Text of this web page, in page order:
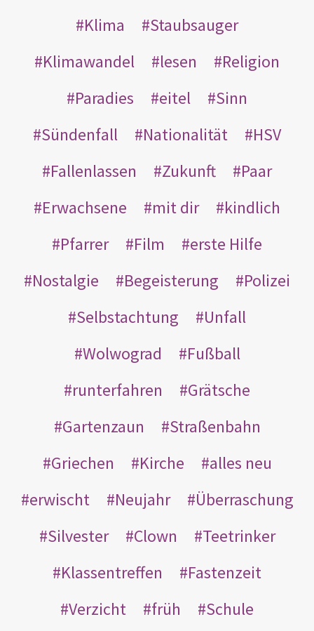
Klima
Staubsauger
Klimawandel
lesen
Religion
Paradies
eitel
Sinn
Sündenfall
Nationalität
HSV
Fallenlassen
Zukunft
Paar
Erwachsene
mit dir
kindlich
Pfarrer
Film
erste Hilfe
Nostalgie
Begeisterung
Polizei
Selbstachtung
Unfall
Wolwograd
Fußball
runterfahren
Grätsche
Gartenzaun
Straßenbahn
Griechen
Kirche
alles neu
erwischt
Neujahr
Überraschung
Silvester
Clown
Teetrinker
Klassentreffen
Fastenzeit
Verzicht
früh
Schule